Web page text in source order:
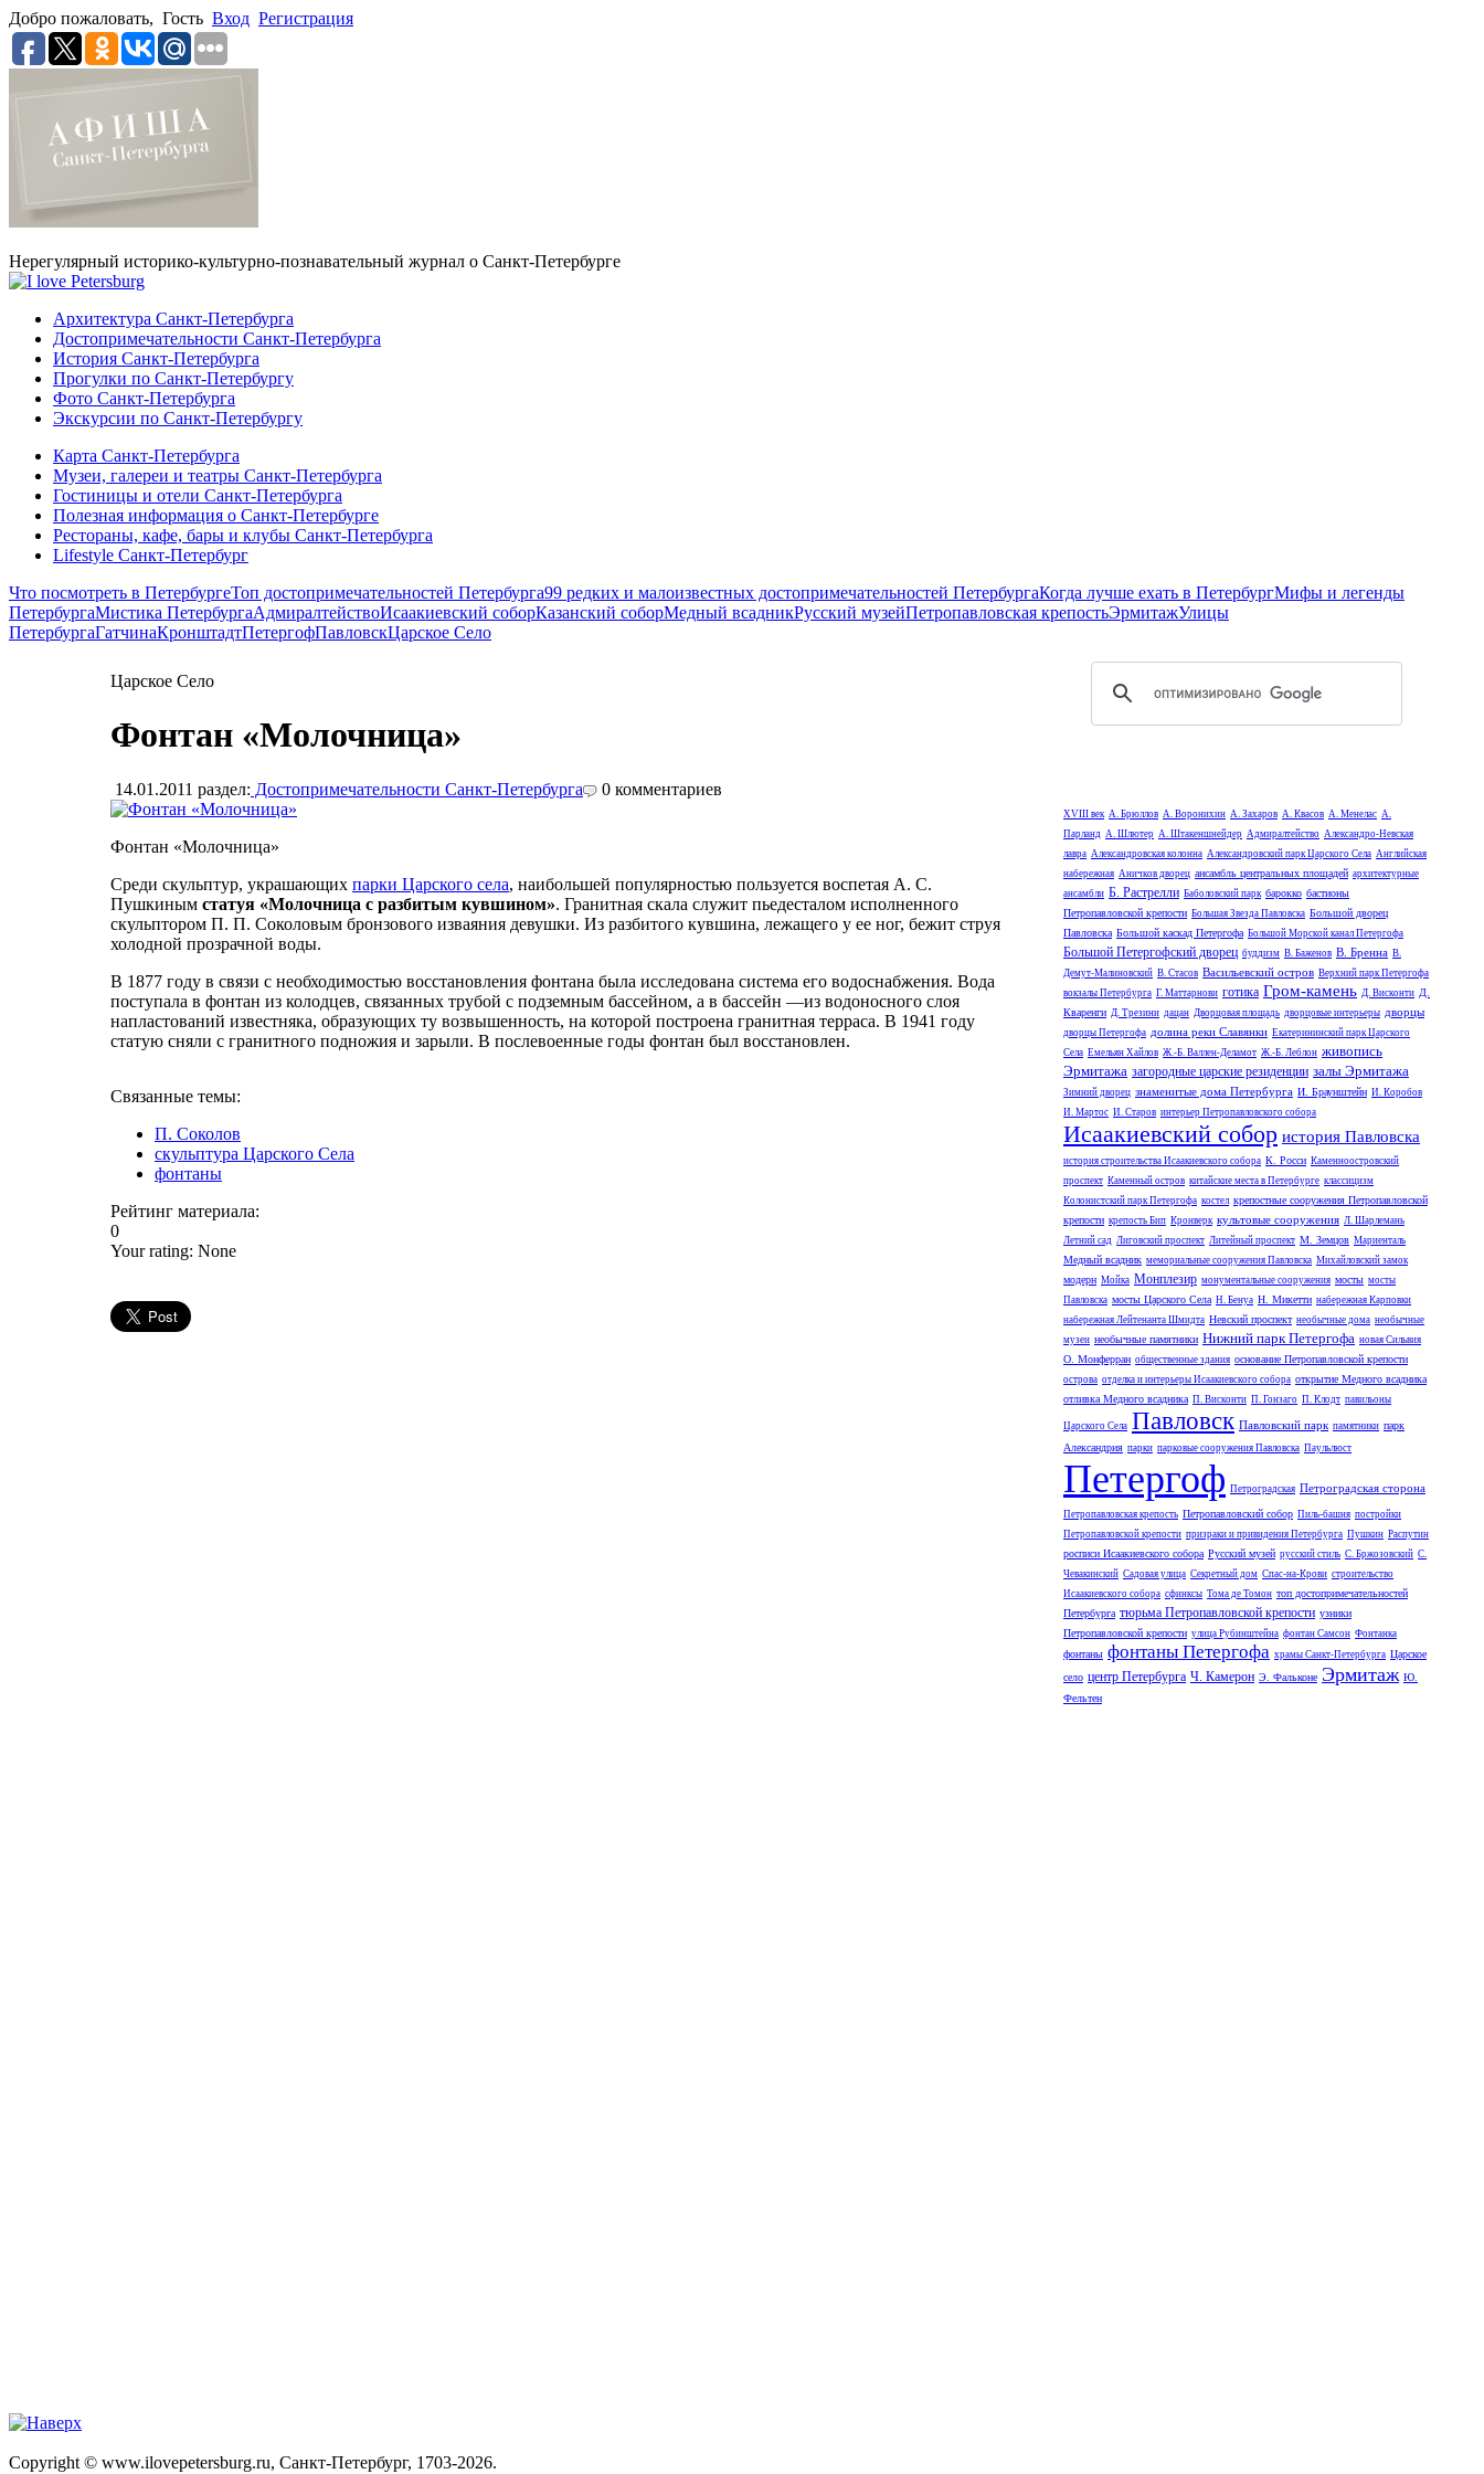
Добро пожаловать, Гость Вход Регистрация
Нерегулярный историко-культурно-познавательный журнал о Санкт-Петербурге
Архитектура Санкт-Петербурга
Достопримечательности Санкт-Петербурга
История Санкт-Петербурга
Прогулки по Санкт-Петербургу
Фото Санкт-Петербурга
Экскурсии по Санкт-Петербургу
Карта Санкт-Петербурга
Музеи, галереи и театры Санкт-Петербурга
Гостиницы и отели Санкт-Петербурга
Полезная информация о Санкт-Петербурге
Рестораны, кафе, бары и клубы Санкт-Петербурга
Lifestyle Санкт-Петербург
Что посмотреть в ПетербургеТоп достопримечательностей Петербурга99 редких и малоизвестных достопримечательностей ПетербургаКогда лучше ехать в ПетербургМифы и легенды
ПетербургаМистика ПетербургаАдмиралтействоИсаакиевский соборКазанский соборМедный всадникРусский музейПетропавловская крепостьЭрмитажУлицы
ПетербургаГатчинаКронштадтПетергофПавловскЦарское Село
Царское Село
Фонтан «Молочница»
14.01.2011 раздел: Достопримечательности Санкт-Петербурга 0 комментариев
Фонтан «Молочница»
Среди скульптур, украшающих парки Царского села, наибольшей популярностью пользуется воспетая А. С.
Пушкиным статуя «Молочница с разбитым кувшином». Гранитная скала служит пьедесталом исполненного
скульптором П. П. Соколовым бронзового изваяния девушки. Из разбитого кувшина, лежащего у ее ног, бежит струя
холодной прозрачной воды.
В 1877 году в связи с необходимостью восстановления фонтана была исследована система его водоснабжения. Вода
поступала в фонтан из колодцев, связанных трубой с подземным бассейном, а в бассейн —из водоносного слоя
напластований известняка, образующих ту возвышенность, на которой построена гранитная терраса. В 1941 году
статую сняли с гранитного подножия и зарыли. В послевоенные годы фонтан был восстановлен.
Связанные темы:
П. Соколов
скульптура Царского Села
фонтаны
Рейтинг материала:
0
Your rating: None
XVIII век А. Брюллов А. Воронихин А. Захаров А. Квасов А. Менелас А.
Парланд А. Шлютер А. Штакеншнейдер Адмиралтейство Александро-Невская
лавра Александровская колонна Александровский парк Царского Села Английская
набережная Аничков дворец ансамбль центральных площадей архитектурные
ансамбли Б. Растрелли Баболовский парк барокко бастионы
Петропавловской крепости Большая Звезда Павловска Большой дворец
Павловска Большой каскад Петергофа Большой Морской канал Петергофа
Большой Петергофский дворец буддизм В. Баженов В. Бренна В.
Демут-Малиновский В. Стасов Васильевский остров Верхний парк Петергофа
вокзалы Петербурга Г. Маттарнови готика Гром-камень Д. Висконти Д.
Кваренги Д. Трезини дацан Дворцовая площадь дворцовые интерьеры дворцы
дворцы Петергофа долина реки Славянки Екатерининский парк Царского
Села Емельян Хайлов Ж.-Б. Валлен-Деламот Ж.-Б. Леблон живопись
Эрмитажа загородные царские резиденции залы Эрмитажа
Зимний дворец знаменитые дома Петербурга И. Браунштейн И. Коробов
И. Мартос И. Старов интерьер Петропавловского собора
Исаакиевский собор история Павловска
история строительства Исаакиевского собора К. Росси Каменноостровский
проспект Каменный остров китайские места в Петербурге классицизм
Колонистский парк Петергофа костел крепостные сооружения Петропавловской
крепости крепость Бип Кронверк культовые сооружения Л. Шарлемань
Летний сад Лиговский проспект Литейный проспект М. Земцов Мариенталь
Медный всадник мемориальные сооружения Павловска Михайловский замок
модерн Мойка Монплезир монументальные сооружения мосты мосты
Павловска мосты Царского Села Н. Бенуа Н. Микетти набережная Карповки
набережная Лейтенанта Шмидта Невский проспект необычные дома необычные
музеи необычные памятники Нижний парк Петергофа новая Сильвия
О. Монферран общественные здания основание Петропавловской крепости
острова отделка и интерьеры Исаакиевского собора открытие Медного всадника
отливка Медного всадника П. Висконти П. Гонзаго П. Клодт павильоны
Царского Села Павловск Павловский парк памятники парк
Александрия парки парковые сооружения Павловска Паульлюст
Петергоф Петроградская Петроградская сторона
Петропавловская крепость Петропавловский собор Пиль-башня постройки
Петропавловской крепости призраки и привидения Петербурга Пушкин Распутин
росписи Исаакиевского собора Русский музей русский стиль С. Бржозовский С.
Чевакинский Садовая улица Секретный дом Спас-на-Крови строительство
Исаакиевского собора сфинксы Тома де Томон топ достопримечательностей
Петербурга тюрьма Петропавловской крепости узники
Петропавловской крепости улица Рубинштейна фонтан Самсон Фонтанка
фонтаны фонтаны Петергофа храмы Санкт-Петербурга Царское
село центр Петербурга Ч. Камерон Э. Фальконе Эрмитаж Ю.
Фельтен
Copyright © www.ilovepetersburg.ru, Санкт-Петербург, 1703-2026.